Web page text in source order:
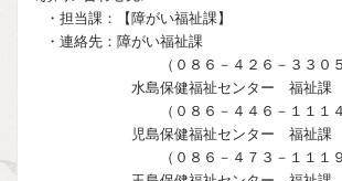
・担当課：【障がい福祉課】
・連絡先：障がい福祉課
（０８６－４２６－３３０５
水島保健福祉センター 福祉課
（０８６－４４６－１１１４
児島保健福祉センター 福祉課
（０８６－４７３－１１１９